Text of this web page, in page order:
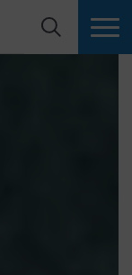
SEARCH MORE